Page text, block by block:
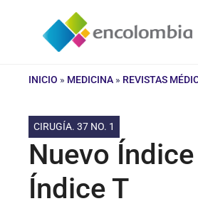
contenido
INICIO » MEDICINA » REVISTAS
CIRUGÍA. 37 NO. 1
Nuevo
Índice T